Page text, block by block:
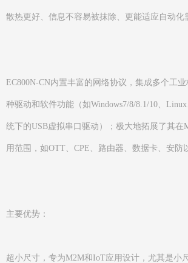
散热更好、信息不容易被抹除、更能适应自动化
EC800N-CN内置丰富的网络协议，集成多个工
种驱动和软件功能（如Windows7/8/8.1/10、
统下的USB虚拟串口驱动）；极大地拓展了其在
用范围，如OTT、CPE、路由器、数据卡、安防
主要优势：
超小尺寸，专为M2M和IoT应用设计，尤其是小